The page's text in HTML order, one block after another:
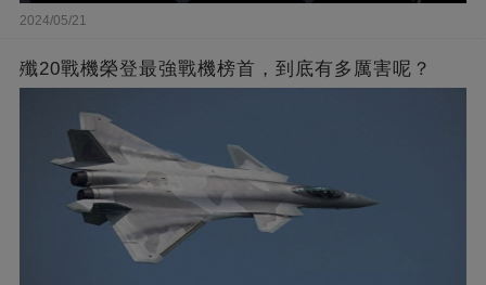
2024/05/21
殲20戰機榮登最強戰機榜首，到底有多厲害呢？